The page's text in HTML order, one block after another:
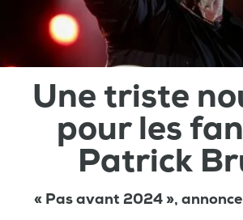
Une triste
pour les
Patrick
« Pas avant 2024 »,